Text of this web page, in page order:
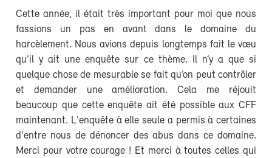
Cette année, il était très important pour moi que nous
fassions un pas en avant dans le domaine du
harcèlement. Nous avions depuis longtemps fait le vœu
qu’il y ait une enquête sur ce thème. Il n’y a que si
quelque chose de mesurable se fait qu’on peut contrôler
et demander une amélioration. Cela me réjouit
beaucoup que cette enquête ait été possible aux CFF
maintenant. L'enquête à elle seule a permis à certaines
d'entre nous de dénoncer des abus dans ce domaine.
Merci pour votre courage ! Et merci à toutes celles qui